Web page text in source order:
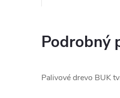
Podrobný
Palivové drevo BUK